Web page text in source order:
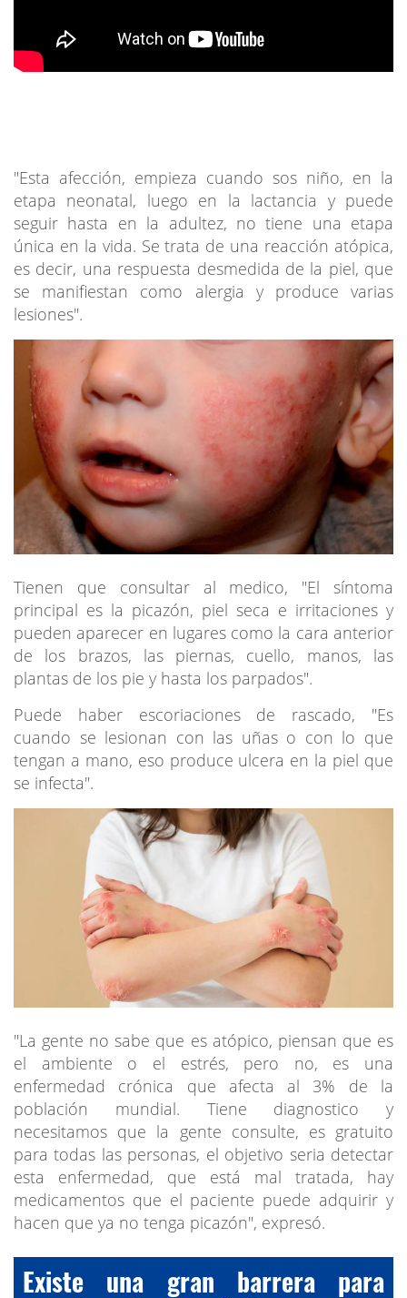
"Esta afección, empieza cuando sos niño, en la
etapa neonatal, luego en la lactancia y puede
seguir hasta en la adultez, no tiene una etapa
única en la vida. Se trata de una reacción atópica,
es decir, una respuesta desmedida de la piel, que
se manifiestan como alergia y produce varias
lesiones".
Tienen que consultar al medico, "El síntoma
principal es la picazón, piel seca e irritaciones y
pueden aparecer en lugares como la cara anterior
de los brazos, las piernas, cuello, manos, las
plantas de los pie y hasta los parpados".
Puede haber escoriaciones de rascado, "Es
cuando se lesionan con las uñas o con lo que
tengan a mano, eso produce ulcera en la piel que
se infecta".
"La gente no sabe que es atópico, piensan que es
el ambiente o el estrés, pero no, es una
enfermedad crónica que afecta al 3% de la
población mundial. Tiene diagnostico y
necesitamos que la gente consulte, es gratuito
para todas las personas, el objetivo seria detectar
esta enfermedad, que está mal tratada, hay
medicamentos que el paciente puede adquirir y
hacen que ya no tenga picazón", expresó.
Existe una gran barrera para